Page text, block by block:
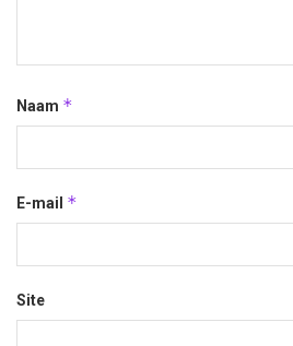
Naam *
E-mail *
Site